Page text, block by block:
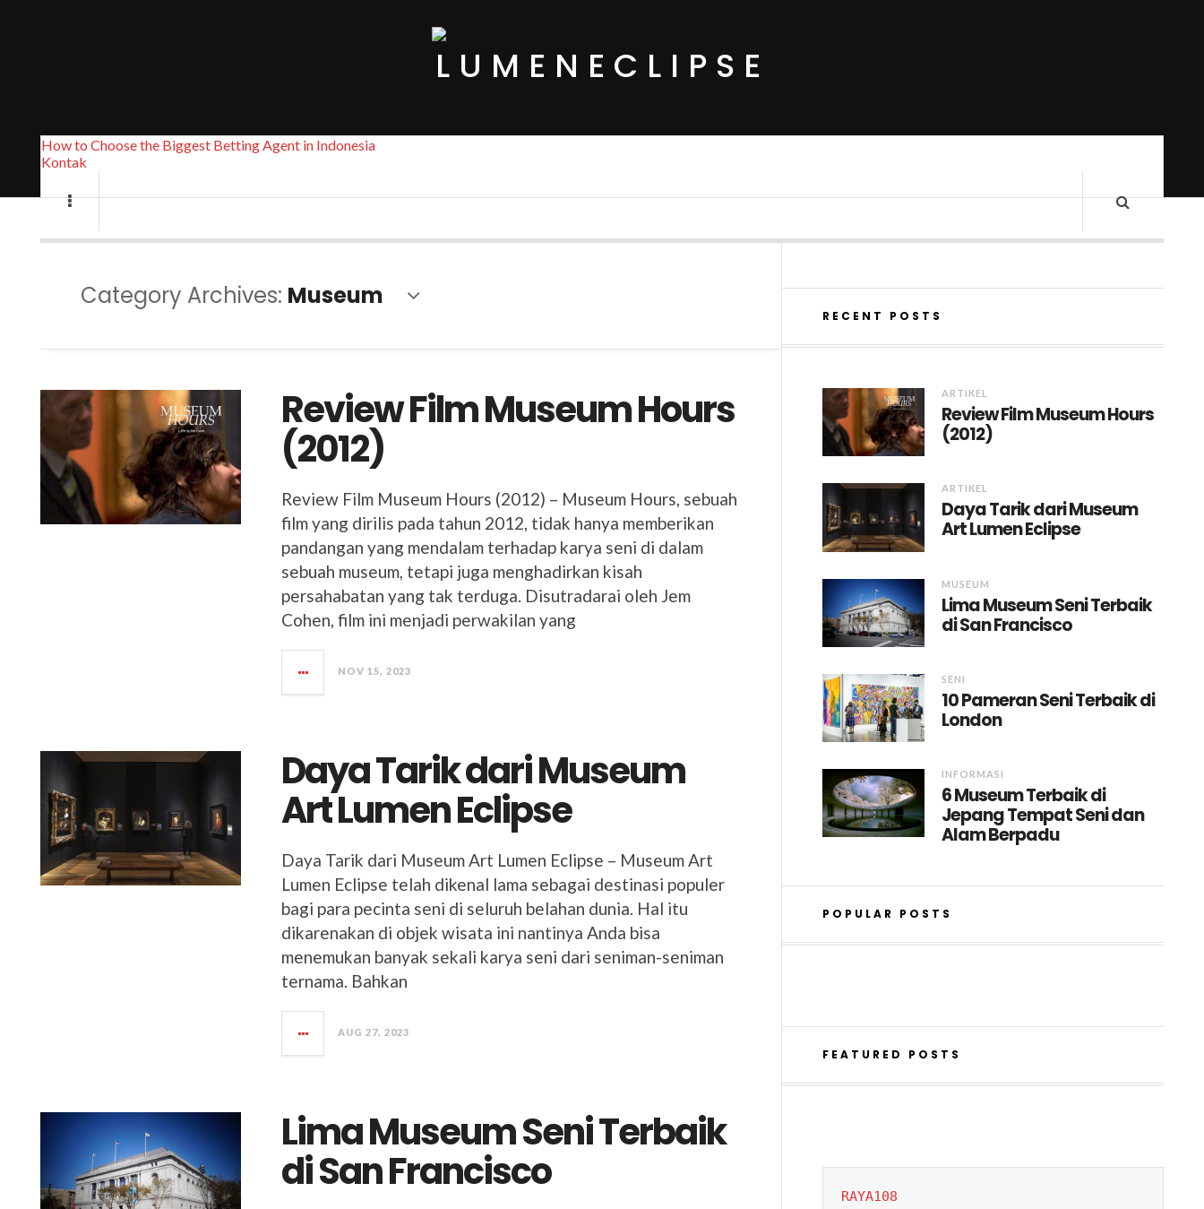
How to Choose the Biggest Betting Agent in Indonesia
Kontak
Category Archives: Museum
Review Film Museum Hours
(2012)
Review Film Museum Hours (2012) – Museum Hours, sebuah
film yang dirilis pada tahun 2012, tidak hanya memberikan
pandangan yang mendalam terhadap karya seni di dalam
sebuah museum, tetapi juga menghadirkan kisah
persahabatan yang tak terduga. Disutradarai oleh Jem
Cohen, film ini menjadi perwakilan yang
NOV 15, 2023
Daya Tarik dari Museum
Art Lumen Eclipse
Daya Tarik dari Museum Art Lumen Eclipse – Museum Art
Lumen Eclipse telah dikenal lama sebagai destinasi populer
bagi para pecinta seni di seluruh belahan dunia. Hal itu
dikarenakan di objek wisata ini nantinya Anda bisa
menemukan banyak sekali karya seni dari seniman-seniman
ternama. Bahkan
AUG 27, 2023
Lima Museum Seni Terbaik
di San Francisco
RECENT POSTS
ARTIKEL
Review Film Museum Hours
(2012)
ARTIKEL
Daya Tarik dari Museum
Art Lumen Eclipse
MUSEUM
Lima Museum Seni Terbaik
di San Francisco
SENI
10 Pameran Seni Terbaik di
London
INFORMASI
6 Museum Terbaik di
Jepang Tempat Seni dan
Alam Berpadu
POPULAR POSTS
FEATURED POSTS
RAYA108